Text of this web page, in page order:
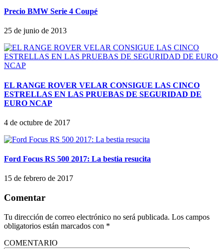
Precio BMW Serie 4 Coupé
25 de junio de 2013
EL RANGE ROVER VELAR CONSIGUE LAS CINCO
ESTRELLAS EN LAS PRUEBAS DE SEGURIDAD DE
EURO NCAP
4 de octubre de 2017
Ford Focus RS 500 2017: La bestia resucita
15 de febrero de 2017
Comentar
Tu dirección de correo electrónico no será publicada. Los campos
obligatorios están marcados con *
COMENTARIO